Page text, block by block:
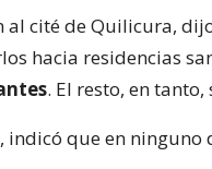
al cité de Quilicura,
hacia residencias
. El resto, en
que en ninguno